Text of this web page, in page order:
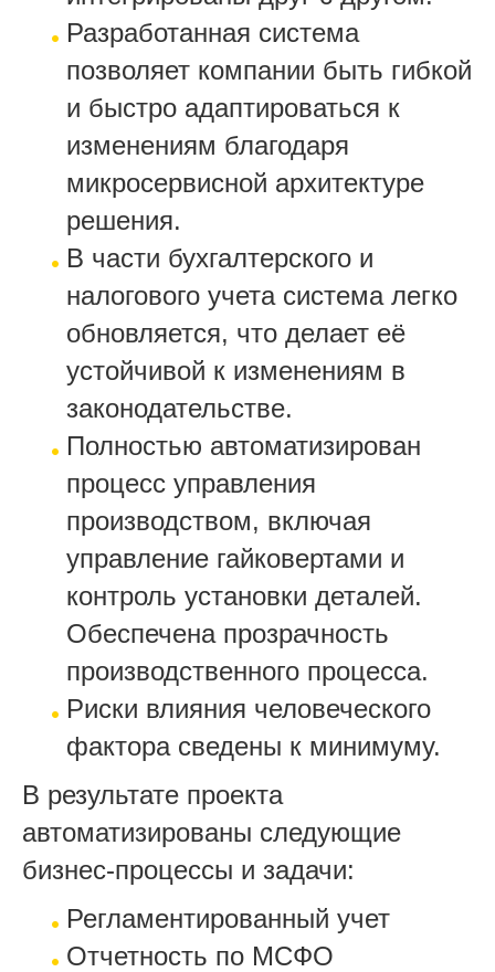
Разработанная система
позволяет компании быть гибкой
и быстро адаптироваться к
изменениям благодаря
микросервисной архитектуре
решения.
В части бухгалтерского и
налогового учета система легко
обновляется, что делает её
устойчивой к изменениям в
законодательстве.
Полностью автоматизирован
процесс управления
производством, включая
управление гайковертами и
контроль установки деталей.
Обеспечена прозрачность
производственного процесса.
Риски влияния человеческого
фактора сведены к минимуму.
В результате проекта
автоматизированы следующие
бизнес-процессы и задачи:
Регламентированный учет
Отчетность по МСФО